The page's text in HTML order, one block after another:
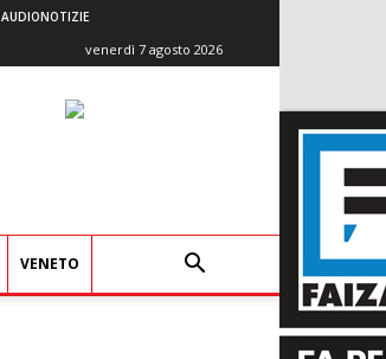
AUDIONOTIZIE
venerdì 7 agosto 2026
VENETO